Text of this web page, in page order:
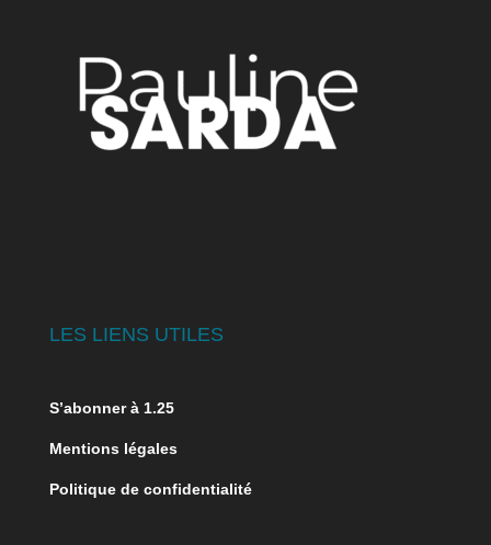
LES LIENS UTILES
S’abonner à 1.25
Mentions légales
Politique de confidentialité